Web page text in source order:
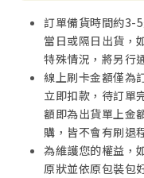
訂單備貨時間約3-
當日或隔日出貨，
特殊情況，將另行
線上刷卡金額僅為
立即扣款，待訂單
額即為出貨單上金
購，皆不會有刷退
為維護您的權益，
原狀並依原包裝包